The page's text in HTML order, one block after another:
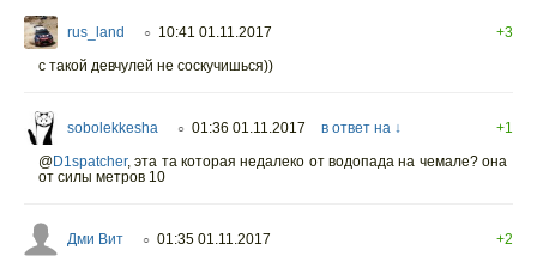
rus_land ○ 10:41 01.11.2017
+3
с такой девчулей не соскучишься))
sobolekkesha ○ 01:36 01.11.2017 в ответ на ↓
+1
@D1spatcher,эта та которая недалеко от водопада на чемале? она
от силы метров 10
Дми Вит ○ 01:35 01.11.2017
+2